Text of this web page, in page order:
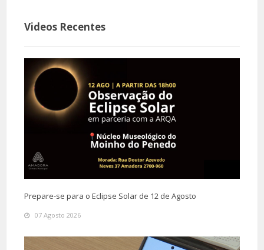
Videos Recentes
Prepare-se para o Eclipse Solar de 12 de Agosto
07 Agosto 2026